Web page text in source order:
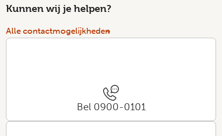
Kunnen wij je helpen?
Alle contactmogelijkheden
Bel 0900-0101